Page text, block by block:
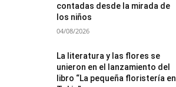
contadas desde la mirada de
los niños
04/08/2026
La literatura y las flores se
unieron en el lanzamiento del
libro “La pequeña floristería en